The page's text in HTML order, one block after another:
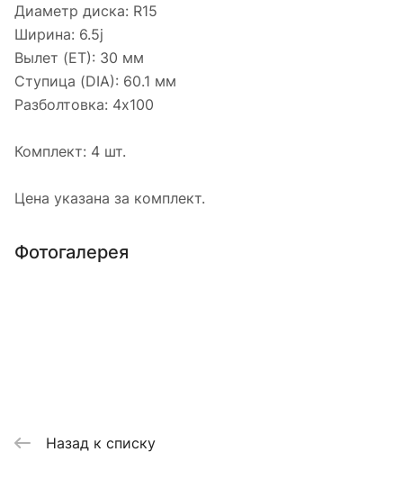
Диаметр диска: R15
Ширина: 6.5j
Вылет (ET): 30 мм
Ступица (DIA): 60.1 мм
Разболтовка: 4х100
Комплект: 4 шт.
Цена указана за комплект.
Фотогалерея
Назад к списку